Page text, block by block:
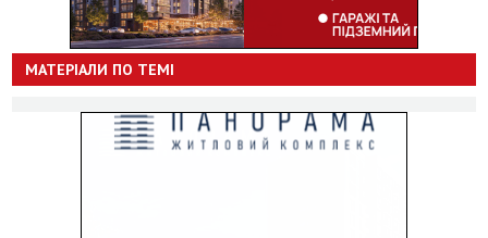
МАТЕРІАЛИ ПО ТЕМІ